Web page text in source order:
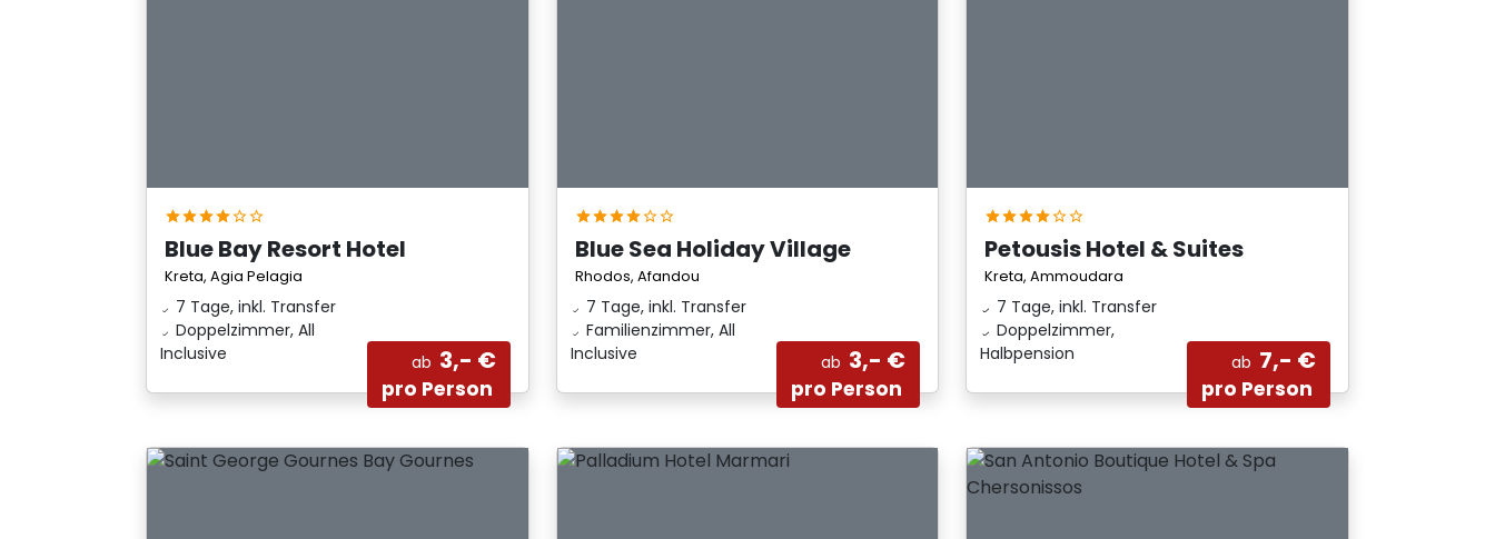
Blue Bay Resort Hotel
Kreta, Agia Pelagia
7 Tage, inkl. Transfer
Doppelzimmer, All
Inclusive
ab 3,- €
pro Person
Blue Sea Holiday Village
Rhodos, Afandou
7 Tage, inkl. Transfer
Familienzimmer, All
Inclusive
ab 3,- €
pro Person
Petousis Hotel & Suites
Kreta, Ammoudara
7 Tage, inkl. Transfer
Doppelzimmer,
Halbpension
ab 7,- €
pro Person